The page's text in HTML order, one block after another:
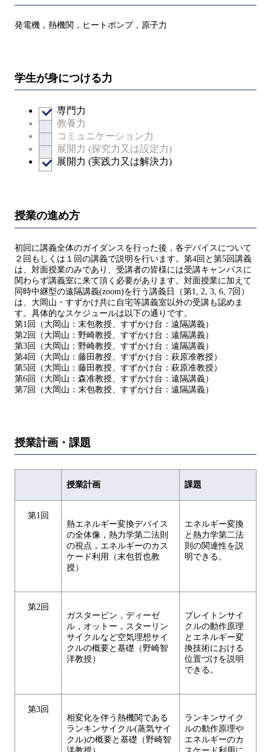
発電機，熱機関，ヒートポンプ，原子力
学生が身につける力
専門力
教養力
コミュニケーション力
展開力 (探究力又は設定力)
展開力 (実践力又は解決力)
授業の進め方
初回に講義全体のガイダンスを行った後，各デバイスについて
２回もしくは１回の講義で説明を行います。第4回と第5回講義
は、対面授業のみであり、受講者の皆様には受講キャンパスに
関わらず講義室に来て頂く必要があります。対面授業に加えて
同時中継型の遠隔講義(zoom)を行う講義日（第1, 2, 3, 6, 7回）
は、大岡山・すずかけ共に自宅等講義室以外の受講も認めま
す。具体的なスケジュールは以下の通りです。
第1回（大岡山：末包教授、すずかけ台：遠隔講義）
第2回（大岡山：野崎教授、すずかけ台：遠隔講義）
第3回（大岡山：野崎教授、すずかけ台：遠隔講義）
第4回（大岡山：藤田教授、すずかけ台：萩原准教授）
第5回（大岡山：藤田教授、すずかけ台：萩原准教授）
第6回（大岡山：森准教授、すずかけ台：遠隔講義）
第7回（大岡山：末包教授、すずかけ台：遠隔講義）
授業計画・課題
授業計画 課題
第1回
熱エネルギー変換デバイス
の全体像，熱力学第二法則
の視点，エネルギーのカス
ケード利用（末包哲也教
授）
エネルギー変換
と熱力学第二法
則の関連性を説
明できる。
第2回
ガスタービン，ディーゼ
ル，オットー，スターリン
サイクルなど空気理想サイ
クルの概要と基礎（野崎智
洋教授）
ブレイトンサイ
クルの動作原理
とエネルギー変
換技術における
位置づけを説明
できる。
第3回
相変化を伴う熱機関である
ランキンサイクル(蒸気サイ
クル)の概要と基礎（野崎智
ランキンサイク
ルの動作原理や
エネルギーのカ